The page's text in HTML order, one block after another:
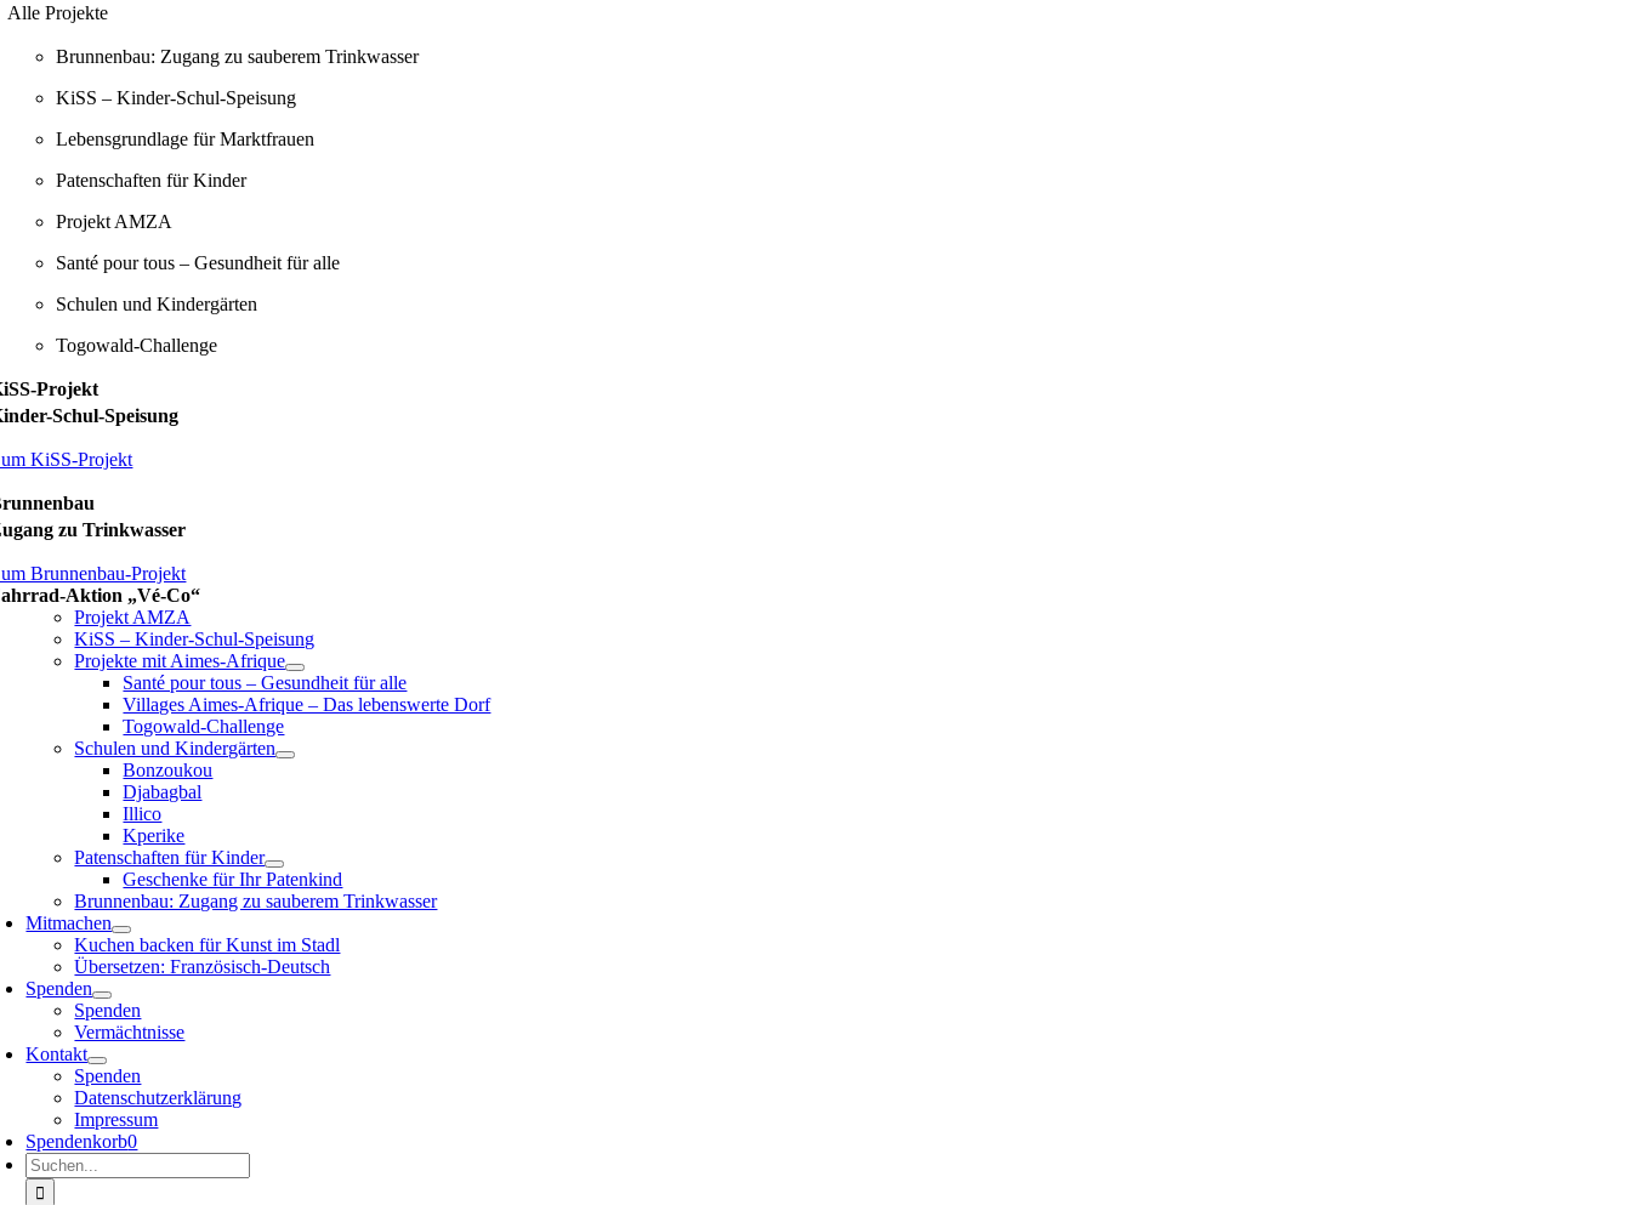
Alle Projekte
Brunnenbau: Zugang zu sauberem Trinkwasser
KiSS – Kinder-Schul-Speisung
Lebensgrundlage für Marktfrauen
Patenschaften für Kinder
Projekt AMZA
Santé pour tous – Gesundheit für alle
Schulen und Kindergärten
Togowald-Challenge
Projekt
Schul-Speisung
KiSS-Projekt
zu Trinkwasser
Brunnenbau-Projekt
Aktion „Vé-Co“
Projekt AMZA
KiSS – Kinder-Schul-Speisung
Projekte mit Aimes-Afrique
Santé pour tous – Gesundheit für alle
Villages Aimes-Afrique – Das lebenswerte Dorf
Togowald-Challenge
Schulen und Kindergärten
Bonzoukou
Djabagbal
Illico
Kperike
Patenschaften für Kinder
Geschenke für Ihr Patenkind
Brunnenbau: Zugang zu sauberem Trinkwasser
Mitmachen
Kuchen backen für Kunst im Stadl
Übersetzen: Französisch-Deutsch
Spenden
Spenden
Vermächtnisse
Kontakt
Spenden
Datenschutzerklärung
Impressum
Spendenkorb0
Suche
nach: